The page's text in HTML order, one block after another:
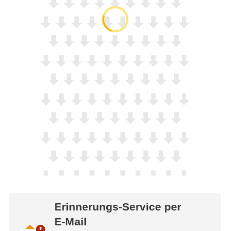
Erinnerungs-Service per
E-Mail